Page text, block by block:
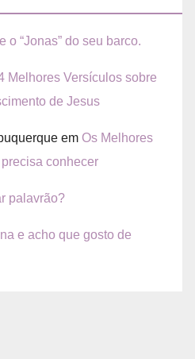
o “Jonas” do seu barco.
Melhores Versículos sobre
de Jesus
em Os Melhores
conhecer
palavrão?
e acho que gosto de